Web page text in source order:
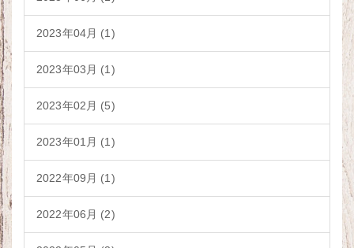
2023年04月 (1)
2023年03月 (1)
2023年02月 (5)
2023年01月 (1)
2022年09月 (1)
2022年06月 (2)